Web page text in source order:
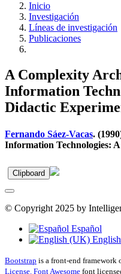
Inicio
Investigación
Líneas de investigación
Publicaciones
A Complexity
Information
Didactic
Fernando Sáez-Vacas.
Information Technologies:
Clipboard
© Copyright 2025 by
Español
Bootstrap is a front-end framework
License. Font Awesome font